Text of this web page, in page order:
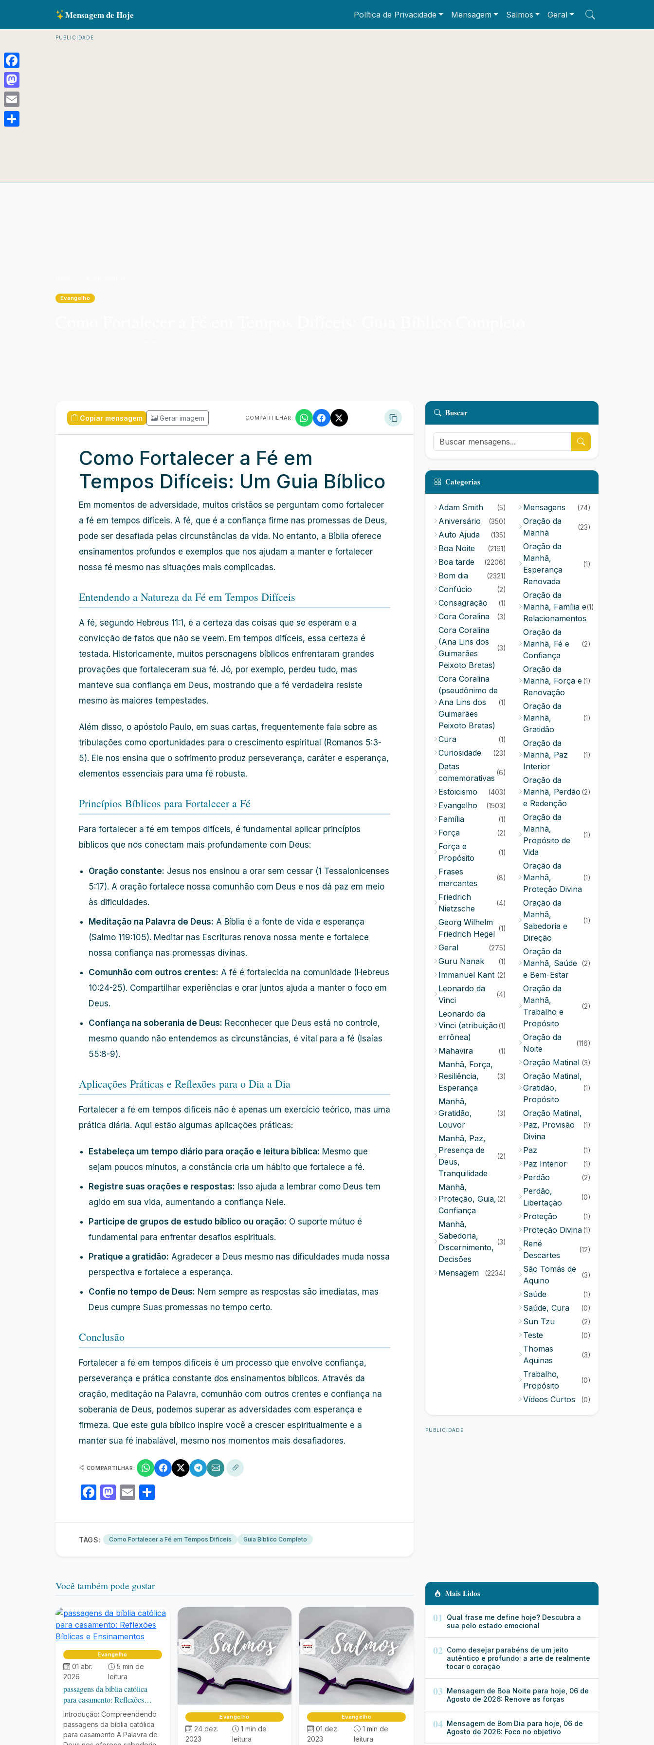
Mensagem de Hoje Política de Privacidade Mensagem Salmos Geral
PUBLICIDADE
Evangelho
Copiar mensagem Gerar imagem COMPARTILHAR:
Como Fortalecer a Fé em
Tempos Difíceis: Um Guia Bíblico
Em momentos de adversidade, muitos cristãos se perguntam como fortalecer
a fé em tempos difíceis. A fé, que é a confiança firme nas promessas de Deus,
pode ser desafiada pelas circunstâncias da vida. No entanto, a Bíblia oferece
ensinamentos profundos e exemplos que nos ajudam a manter e fortalecer
nossa fé mesmo nas situações mais complicadas.
Entendendo a Natureza da Fé em Tempos Difíceis
A fé, segundo Hebreus 11:1, é a certeza das coisas que se esperam e a
convicção de fatos que não se veem. Em tempos difíceis, essa certeza é
testada. Historicamente, muitos personagens bíblicos enfrentaram grandes
provações que fortaleceram sua fé. Jó, por exemplo, perdeu tudo, mas
manteve sua confiança em Deus, mostrando que a fé verdadeira resiste
mesmo às maiores tempestades.
Além disso, o apóstolo Paulo, em suas cartas, frequentemente fala sobre as
tribulações como oportunidades para o crescimento espiritual (Romanos 5:3-
5). Ele nos ensina que o sofrimento produz perseverança, caráter e esperança,
elementos essenciais para uma fé robusta.
Princípios Bíblicos para Fortalecer a Fé
Para fortalecer a fé em tempos difíceis, é fundamental aplicar princípios
bíblicos que nos conectam mais profundamente com Deus:
Oração constante: Jesus nos ensinou a orar sem cessar (1 Tessalonicenses
5:17). A oração fortalece nossa comunhão com Deus e nos dá paz em meio
às dificuldades.
Meditação na Palavra de Deus: A Bíblia é a fonte de vida e esperança
(Salmo 119:105). Meditar nas Escrituras renova nossa mente e fortalece
nossa confiança nas promessas divinas.
Comunhão com outros crentes: A fé é fortalecida na comunidade (Hebreus
10:24-25). Compartilhar experiências e orar juntos ajuda a manter o foco em
Deus.
Confiança na soberania de Deus: Reconhecer que Deus está no controle,
mesmo quando não entendemos as circunstâncias, é vital para a fé (Isaías
55:8-9).
Aplicações Práticas e Reflexões para o Dia a Dia
Fortalecer a fé em tempos difíceis não é apenas um exercício teórico, mas uma
prática diária. Aqui estão algumas aplicações práticas:
Estabeleça um tempo diário para oração e leitura bíblica: Mesmo que
sejam poucos minutos, a constância cria um hábito que fortalece a fé.
Registre suas orações e respostas: Isso ajuda a lembrar como Deus tem
agido em sua vida, aumentando a confiança Nele.
Participe de grupos de estudo bíblico ou oração: O suporte mútuo é
fundamental para enfrentar desafios espirituais.
Pratique a gratidão: Agradecer a Deus mesmo nas dificuldades muda nossa
perspectiva e fortalece a esperança.
Confie no tempo de Deus: Nem sempre as respostas são imediatas, mas
Deus cumpre Suas promessas no tempo certo.
Conclusão
Fortalecer a fé em tempos difíceis é um processo que envolve confiança,
perseverança e prática constante dos ensinamentos bíblicos. Através da
oração, meditação na Palavra, comunhão com outros crentes e confiança na
soberania de Deus, podemos superar as adversidades com esperança e
firmeza. Que este guia bíblico inspire você a crescer espiritualmente e a
manter sua fé inabalável, mesmo nos momentos mais desafiadores.
COMPARTILHAR:
Facebook
Mastodon
Email
TAGS: Como Fortalecer a Fé em Tempos Difíceis Guia Bíblico Completo
Você também pode gostar
Evangelho
01 abr.
2026
5 min de
leitura
passagens da bíblia católica
para casamento: Reflexões
Bíblicas e Ensinamentos
Introdução: Compreendendo
passagens da bíblia católica
para casamento A Palavra de
Evangelho
24 dez.
2023
1 min de
leitura
Evangelho
01 dez.
2023
1 min de
leitura
Buscar
Categorias
Adam Smith (5)
Aniversário (350)
Auto Ajuda (135)
Boa Noite (2161)
Boa tarde (2206)
Bom dia (2321)
Confúcio (2)
Consagração (1)
Cora Coralina (3)
Cora Coralina
(Ana Lins dos
Guimarães
Peixoto Bretas)
(3)
Cora Coralina
(pseudônimo de
Ana Lins dos
Guimarães
Peixoto Bretas)
(1)
Cura (1)
Curiosidade (23)
Datas
comemorativas
(6)
Estoicismo (403)
Evangelho (1503)
Família (1)
Força (2)
Força e
Propósito
(1)
Frases
marcantes
(8)
Friedrich
Nietzsche
(4)
Georg Wilhelm
Friedrich Hegel
(1)
Geral (275)
Guru Nanak (1)
Immanuel Kant (2)
Leonardo da
Vinci
(4)
Leonardo da
Vinci (atribuição
errônea)
(1)
Mahavira (1)
Manhã, Força,
Resiliência,
Esperança
(3)
Manhã,
Gratidão,
Louvor
(3)
Manhã, Paz,
Presença de
Deus,
Tranquilidade
(2)
Manhã,
Proteção, Guia,
Confiança
(2)
Manhã,
Sabedoria,
Discernimento,
Decisões
(3)
Mensagem (2234)
Mensagens (74)
Oração da
Manhã
(23)
Oração da
Manhã,
Esperança
Renovada
(1)
Oração da
Manhã, Família e
Relacionamentos
(1)
Oração da
Manhã, Fé e
Confiança
(2)
Oração da
Manhã, Força e
Renovação
(1)
Oração da
Manhã,
Gratidão
(1)
Oração da
Manhã, Paz
Interior
(1)
Oração da
Manhã, Perdão
e Redenção
(2)
Oração da
Manhã,
Propósito de
Vida
(1)
Oração da
Manhã,
Proteção Divina
(1)
Oração da
Manhã,
Sabedoria e
Direção
(1)
Oração da
Manhã, Saúde
e Bem-Estar
(2)
Oração da
Manhã,
Trabalho e
Propósito
(2)
Oração da
Noite
(116)
Oração Matinal (3)
Oração Matinal,
Gratidão,
Propósito
(1)
Oração Matinal,
Paz, Provisão
Divina
(1)
Paz (1)
Paz Interior (1)
Perdão (2)
Perdão,
Libertação
(0)
Proteção (1)
Proteção Divina(1)
René
Descartes
(12)
São Tomás de
Aquino
(3)
Saúde (1)
Saúde, Cura (0)
Sun Tzu (2)
Teste (0)
Thomas
Aquinas
(3)
Trabalho,
Propósito
(0)
Vídeos Curtos (0)
PUBLICIDADE
Mais Lidos
01 Qual frase me define hoje? Descubra a
sua pelo estado emocional
02 Como desejar parabéns de um jeito
autêntico e profundo: a arte de realmente
tocar o coração
03 Mensagem de Boa Noite para hoje, 06 de
Agosto de 2026: Renove as forças
04 Mensagem de Bom Dia para hoje, 06 de
Agosto de 2026: Foco no objetivo
Facebook
Mastodon
Email